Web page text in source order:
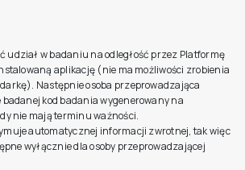
udział w badaniu na odległość przez Platformę
aplikację (nie ma możliwości zrobienia
Następnie osoba przeprowadzająca
badanej kod badania wygenerowany na
nie mają terminu ważności.
automatycznej informacji zwrotnej, tak więc
wyłącznie dla osoby przeprowadzającej